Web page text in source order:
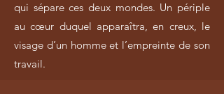
qui sépare ces deux mondes. Un périple
au cœur duquel apparaîtra, en creux, le
visage d’un homme et l’empreinte de son
travail.